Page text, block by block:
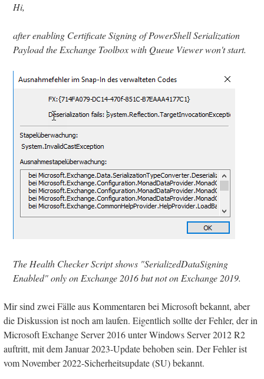
Hi,
after enabling Certificate Signing of PowerShell Serialization
Payload the Exchange Toolbox with Queue Viewer won't start.
The Health Checker Script shows "SerializedDataSigning
Enabled" only on Exchange 2016 but not on Exchange 2019.
Mir sind zwei Fälle aus Kommentaren bei Microsoft bekannt, aber
die Diskussion ist noch am laufen. Eigentlich sollte der Fehler, der in
Microsoft Exchange Server 2016 unter Windows Server 2012 R2
auftritt, mit dem Januar 2023-Update behoben sein. Der Fehler ist
vom November 2022-Sicherheitsupdate (SU) bekannt.